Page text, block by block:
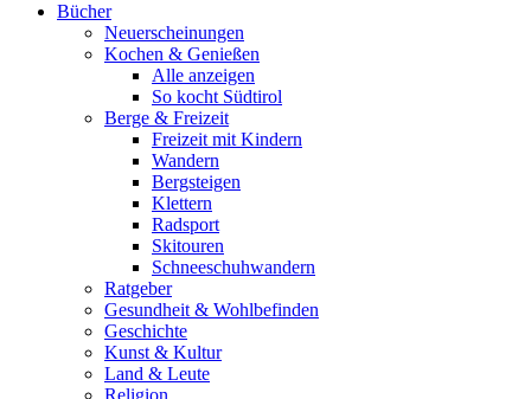
Bücher
Neuerscheinungen
Kochen & Genießen
Alle anzeigen
So kocht Südtirol
Berge & Freizeit
Freizeit mit Kindern
Wandern
Bergsteigen
Klettern
Radsport
Skitouren
Schneeschuhwandern
Ratgeber
Gesundheit & Wohlbefinden
Geschichte
Kunst & Kultur
Land & Leute
Religion